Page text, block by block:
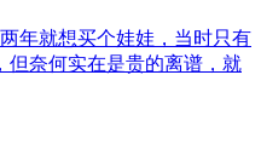
年就想买个娃娃，当时只有
但奈何实在是贵的离谱，就